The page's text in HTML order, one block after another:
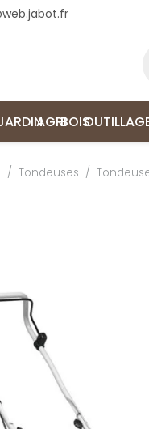
AGRIBOIS
/ Tondeuses /